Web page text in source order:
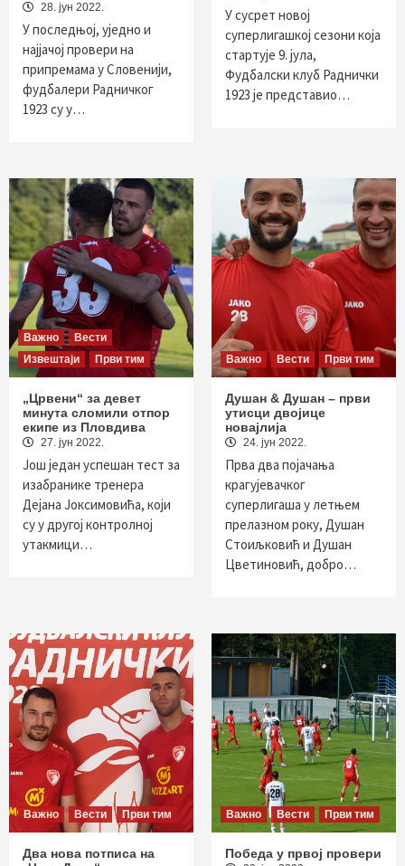
28. јун 2022.
У последњој, уједно и
најјачој провери на
припремама у Словенији,
фудбалери Радничког
1923 су у…
У сусрет новој
суперлигашкој сезони која
стартује 9. јула,
Фудбалски клуб Раднички
1923 је представио…
Важно
Вести
Извештаји
Први тим
„Црвени“ за девет
минута сломили отпор
екипе из Пловдива
27. јун 2022.
Још један успешан тест за
изабранике тренера
Дејана Јоксимовића, који
су у другој контролној
утакмици…
Важно Вести Први тим
Душан & Душан – први
утисци двојице
новајлија
24. јун 2022.
Прва два појачања
крагујевачког
суперлигаша у летњем
прелазном року, Душан
Стоиљковић и Душан
Цветиновић, добро…
Важно Вести Први тим
Два нова потписа на
Важно Вести Први тим
Победа у првој провери